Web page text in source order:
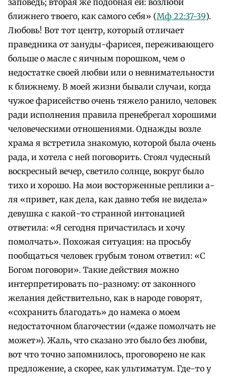
заповедь; вторая же подобная ей: возлюби
ближнего твоего, как самого себя» (Мф 22:37-39).
Любовь! Вот тот центр, который отличает
праведника от зануды-фарисея, переживающего
больше о масле c яичным порошком, чем о
недостатке своей любви или о невнимательности
к ближнему. В моей жизни бывали случаи, когда
чужое фарисейство очень тяжело ранило, человек
ради исполнения правила пренебрегал хорошими
человеческими отношениями. Однажды возле
храма я встретила знакомую, которой была очень
рада, и хотела с ней поговорить. Стоял чудесный
воскресный вечер, светило солнце, вокруг было
тихо и хорошо. На мои восторженные реплики а-
ля «привет, как дела, как давно тебя не видела»
девушка с какой-то странной интонацией
ответила: «Я сегодня причастилась и хочу
помолчать». Похожая ситуация: на просьбу
пообщаться человек грубым тоном ответил: «С
Богом поговори». Такие действия можно
интерпретировать по-разному: от законного
желания действительно, как в народе говорят,
«сохранить благодать» до намека о моем
недостаточном благочестии («даже помолчать не
может»). Жаль, что сказано это было без любви,
вот что точно запомнилось, проговорено не как
предложение, а скорее, как ультиматум. Где-то у